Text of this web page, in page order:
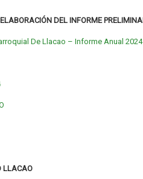
DEL INFORME
De Llacao – Informe Anual 2024
LLACAO